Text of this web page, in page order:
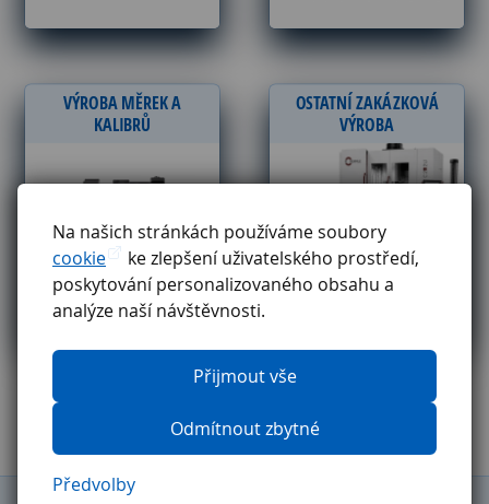
Na našich stránkách používáme soubory
cookie
ke zlepšení uživatelského prostředí,
poskytování personalizovaného obsahu a
analýze naší návštěvnosti.
Přijmout vše
Odmítnout zbytné
Předvolby
VÝROBA MĚREK A
KALIBRŮ
OSTATNÍ ZAKÁZKOVÁ
VÝROBA
Obchodní podmínky